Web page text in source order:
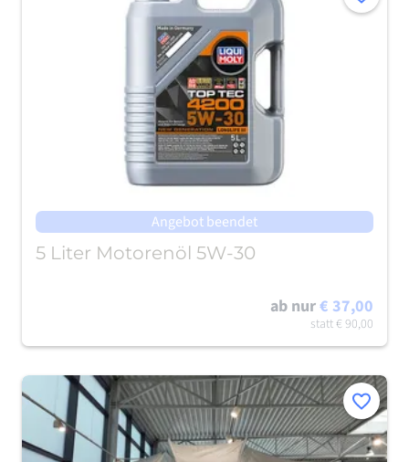
Angebot beendet
5 Liter Motorenöl 5W-30
ab nur€ 37,00
statt€ 90,00
Merken